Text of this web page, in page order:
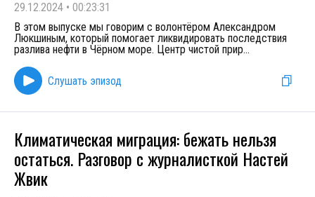
29.12.2024 • 00:23:31
В этом выпуске мы говорим с волонтёром Александром
Люкшиным, который помогает ликвидировать последствия
разлива нефти в Чёрном море. Центр чистой прир...
Слушать эпизод
Климатическая миграция: бежать нельзя
остаться. Разговор с журналисткой Настей
Жвик